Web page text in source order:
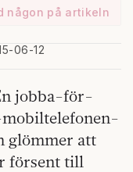
någon på artikeln
06-12
jobba-för-
glömmer att
försent till